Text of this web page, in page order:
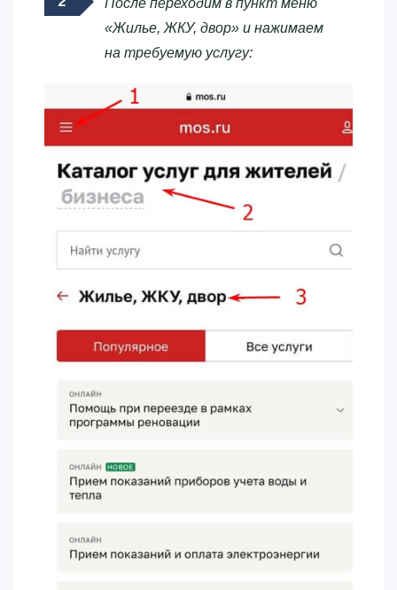
«Жилье, ЖКУ, двор» и нажимаем
на требуемую услугу: